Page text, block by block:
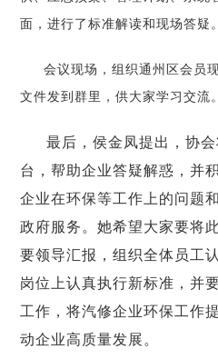
面，进行了标准解读和现场答疑。
会议现场，组织通州区会员
文件发到群里，供大家学习交流。
最后，侯金凤提出，协
台，帮助企业答疑解惑，并
企业在环保等工作上的问题
政府服务。她希望大家要将
要领导汇报，组织全体员工
岗位上认真执行新标准，并
工作，将汽修企业环保工作
动企业高质量发展。